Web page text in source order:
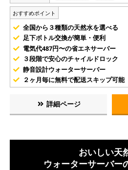
おすすめポイント
全国から３種類の天然水を選べる
足下ボトル交換が簡単・便利
電気代487円〜の省エネサーバー
３段階で安心のチャイルドロック
静音設計ウォーターサーバー
２ヶ月毎に無料で配送スキップ可能
詳細ページ
おいしい天
ウォーターサーバー